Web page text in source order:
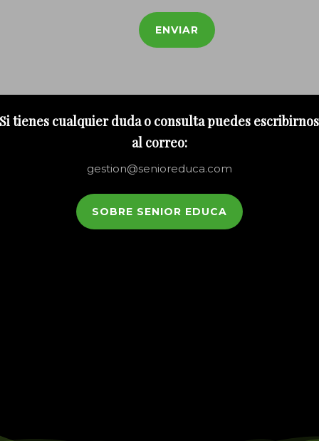
Si tienes cualquier duda o consulta puedes escribirnos
al correo:
gestion@senioreduca.com
SOBRE SENIOR EDUCA